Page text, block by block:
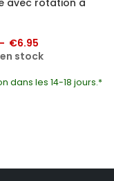
€6.95
stock
dans les 14-18 jours.*